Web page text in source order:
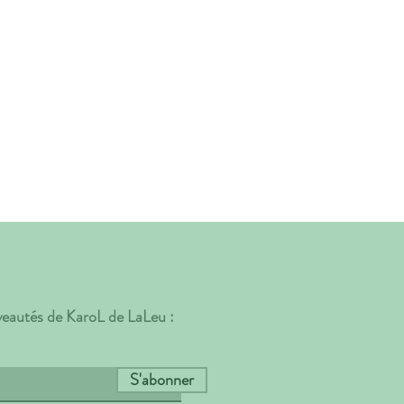
de KaroL de LaLeu :
S'abonner